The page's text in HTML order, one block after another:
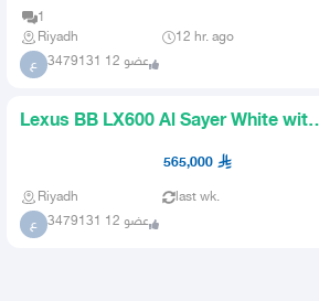
1
Riyadh
12 hr. ago
ع عضو 12 3479131
Lexus BB LX600 Al Sayer White with
Camel Interior Model 2026
565,000
Riyadh last wk.
ع عضو 12 3479131